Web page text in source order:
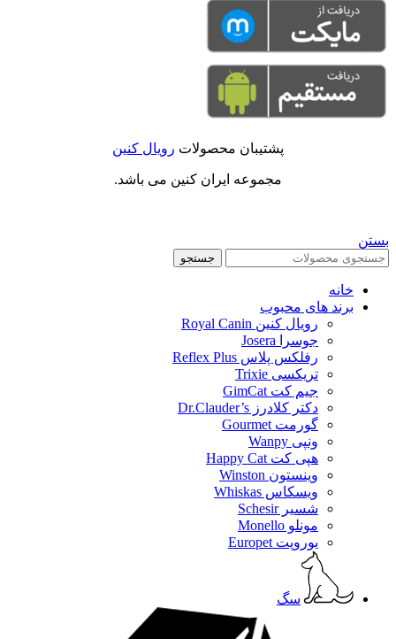
پشتیبان محصولات رویال کنین
مجموعه ایران کنین می باشد.
بستن
جستجو
خانه
برند های محبوب
رویال کنین Royal Canin
جوسرا Josera
رفلکس پلاس Reflex Plus
تریکسی Trixie
جیم کت GimCat
دکتر کلادرز Dr.Clauder’s
گورمت Gourmet
ونپی Wanpy
هپی کت Happy Cat
وینستون Winston
ویسکاس Whiskas
شسیر Schesir
مونلو Monello
یوروپت Europet
سگ